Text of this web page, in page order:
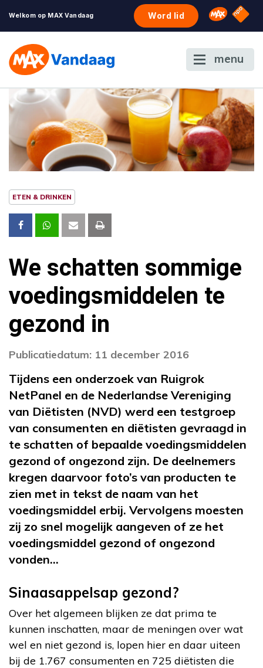
Welkom op MAX Vandaag Word lid Omroep
NPO
menu
ETEN & DRINKEN
We schatten sommige
voedingsmiddelen te
gezond in
Publicatiedatum: 11 december 2016
Tijdens een onderzoek van Ruigrok
NetPanel en de Nederlandse Vereniging
van Diëtisten (NVD) werd een testgroep
van consumenten en diëtisten gevraagd in
te schatten of bepaalde voedingsmiddelen
gezond of ongezond zijn. De deelnemers
kregen daarvoor foto’s van producten te
zien met in tekst de naam van het
voedingsmiddel erbij. Vervolgens moesten
zij zo snel mogelijk aangeven of ze het
voedingsmiddel gezond of ongezond
vonden…
Sinaasappelsap gezond?
Over het algemeen blijken ze dat prima te
kunnen inschatten, maar de meningen over wat
wel en niet gezond is, lopen hier en daar uiteen
bij de 1.767 consumenten en 725 diëtisten die